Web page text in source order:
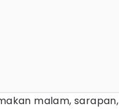
malam, sarapan,